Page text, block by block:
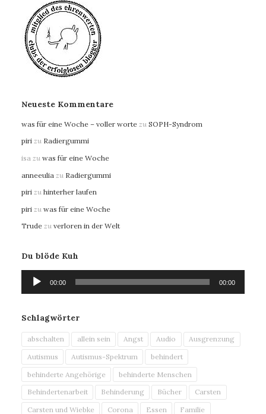
Neueste Kommentare
was für eine Woche – voller worte zu SOPH-Syndrom
piri zu Radiergummi
isa zu was für eine Woche
anneeulia zu Radiergummi
piri zu hinterher laufen
piri zu was für eine Woche
Trude zu verloren in der Welt
Du blöde Kuh
Audio-
Player
00:00 00:00
Schlagwörter
abschalten allein sein Angst Audio
Ausgrenzung
Autismus
Autismus-Spektrum
behindert
behinderte Angehörige
behinderte Menschen
Behindertenarbeit
Behinderung Bücher
Carsten
Carsten und Wiebke
Corona Essen Familie